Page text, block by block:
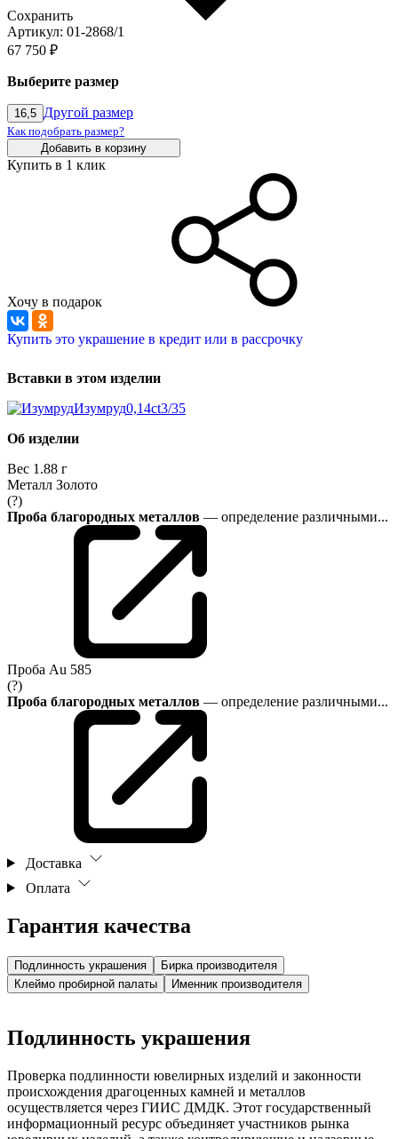
Сохранить
Артикул: 01-2868/1
67 750 ₽
Выберите размер
16,5 Другой размер
Как подобрать размер?
Добавить в корзину
Купить в 1 клик
Хочу в подарок
Купить это украшение в кредит или в рассрочку
Вставки в этом изделии
Изумруд0,14ct3/35
Об изделии
Вес 1.88 г
Металл Золото
(?)
Проба благородных металлов — определение различными...
Проба Au 585
(?)
Проба благородных металлов — определение различными...
Доставка
Оплата
Гарантия качества
Подлинность украшения
Бирка производителя
Клеймо пробирной палаты
Именник производителя
Подлинность украшения
Проверка подлинности ювелирных изделий и законности
происхождения драгоценных камней и металлов
осуществляется через ГИИС ДМДК. Этот государственный
информационный ресурс объединяет участников рынка